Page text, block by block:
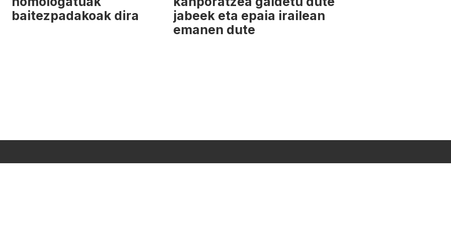
baitezpadakoak dira
jabeek eta epaia irailean
emanen dute